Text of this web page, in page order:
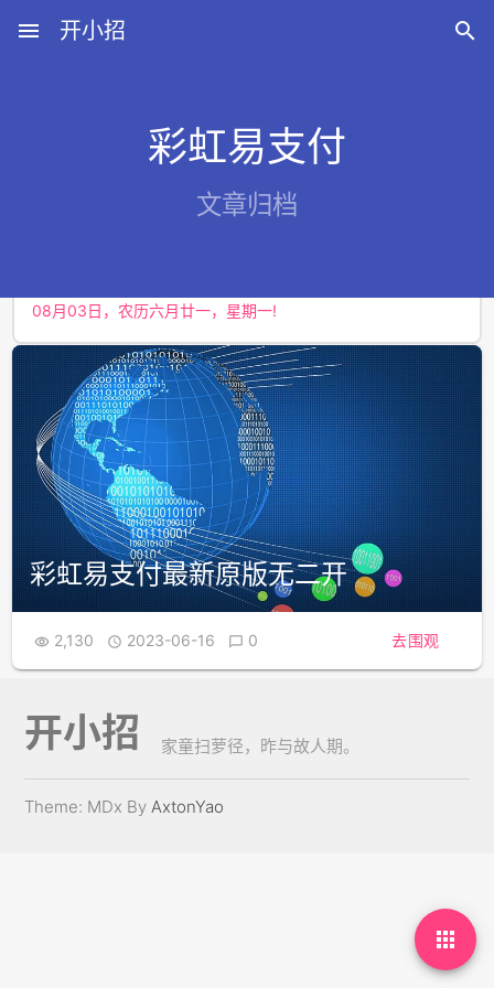
menu 开小招 
彩虹易支付
文章归档
彩虹易支付最新原版无二开
 2,130  2023-06-16  0 去围观

开小招 家童扫萝径，昨与故人期。
Theme: MDx ByAxtonYao
08月07日，农历六月廿五，星期五!
08月03日，农历六月廿一，星期一!